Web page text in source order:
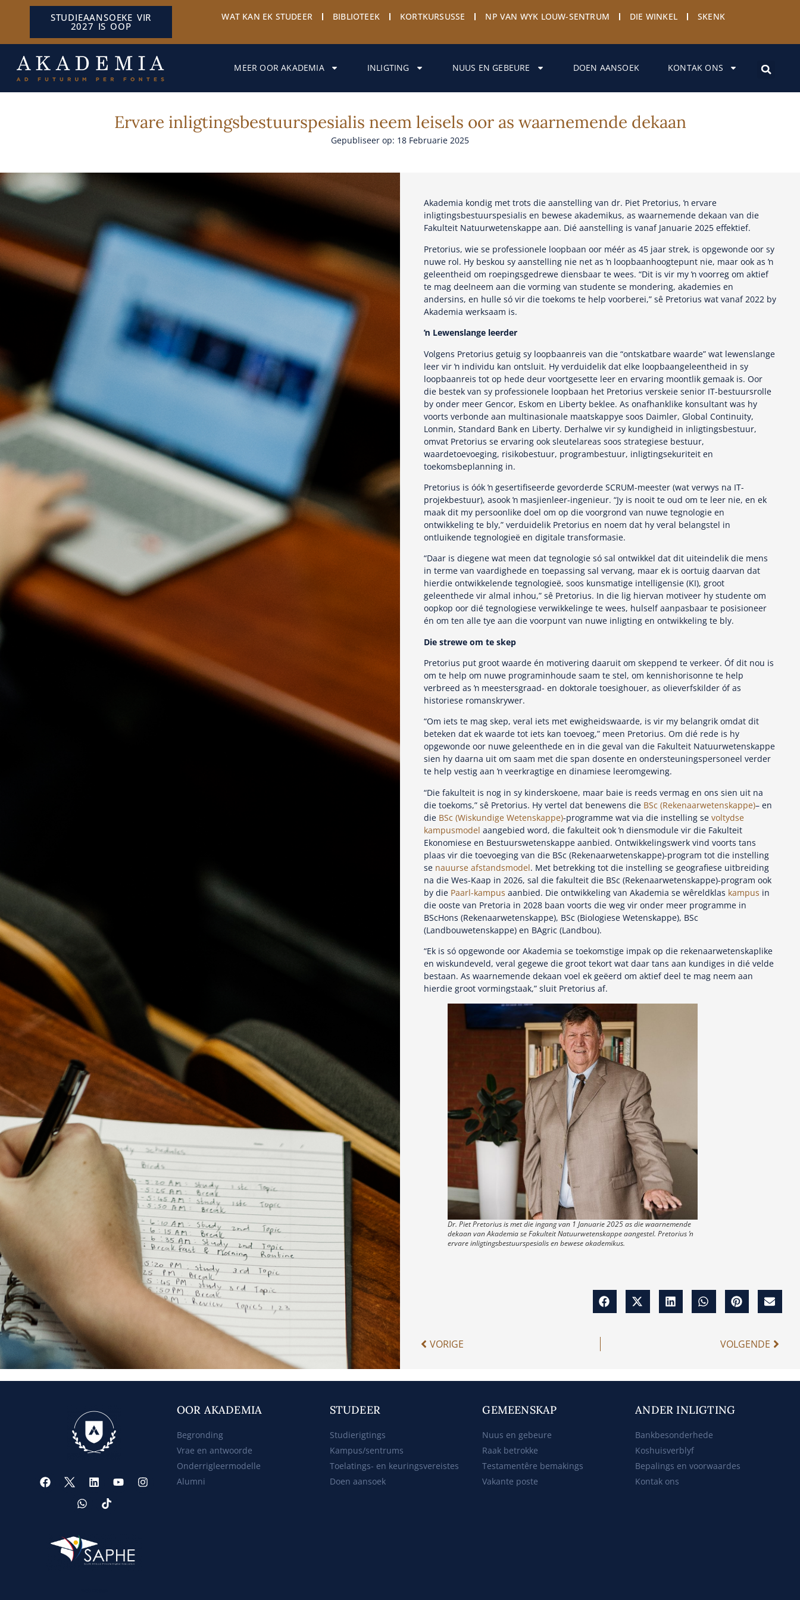
STUDIEAANSOEKE VIR
2027 IS OOP
WAT KAN EK STUDEER BIBLIOTEEK KORTKURSUSSE NP VAN WYK LOUW-SENTRUM DIE WINKEL SKENK
MEER OOR AKADEMIA INLIGTING NUUS EN GEBEURE DOEN AANSOEK KONTAK ONS
Ervare inligtingsbestuurspesialis neem leisels oor as waarnemende dekaan
Gepubliseer op: 18 Februarie 2025
Akademia kondig met trots die aanstelling van dr. Piet Pretorius, ŉ ervare
inligtingsbestuurspesialis en bewese akademikus, as waarnemende dekaan van die
Fakulteit Natuurwetenskappe aan. Dié aanstelling is vanaf Januarie 2025 effektief.
Pretorius, wie se professionele loopbaan oor méér as 45 jaar strek, is opgewonde oor sy
nuwe rol. Hy beskou sy aanstelling nie net as ŉ loopbaanhoogtepunt nie, maar ook as ŉ
geleentheid om roepingsgedrewe diensbaar te wees. “Dit is vir my ŉ voorreg om aktief
te mag deelneem aan die vorming van studente se mondering, akademies en
andersins, en hulle só vir die toekoms te help voorberei,” sê Pretorius wat vanaf 2022 by
Akademia werksaam is.
ŉ Lewenslange leerder
Volgens Pretorius getuig sy loopbaanreis van die “ontskatbare waarde” wat lewenslange
leer vir ŉ individu kan ontsluit. Hy verduidelik dat elke loopbaangeleentheid in sy
loopbaanreis tot op hede deur voortgesette leer en ervaring moontlik gemaak is. Oor
die bestek van sy professionele loopbaan het Pretorius verskeie senior IT-bestuursrolle
by onder meer Gencor, Eskom en Liberty beklee. As onafhanklike konsultant was hy
voorts verbonde aan multinasionale maatskappye soos Daimler, Global Continuity,
Lonmin, Standard Bank en Liberty. Derhalwe vir sy kundigheid in inligtingsbestuur,
omvat Pretorius se ervaring ook sleutelareas soos strategiese bestuur,
waardetoevoeging, risikobestuur, programbestuur, inligtingsekuriteit en
toekomsbeplanning in.
Pretorius is óók ŉ gesertifiseerde gevorderde SCRUM-meester (wat verwys na IT-
projekbestuur), asook ŉ masjienleer-ingenieur. “Jy is nooit te oud om te leer nie, en ek
maak dit my persoonlike doel om op die voorgrond van nuwe tegnologie en
ontwikkeling te bly,” verduidelik Pretorius en noem dat hy veral belangstel in
ontluikende tegnologieë en digitale transformasie.
“Daar is diegene wat meen dat tegnologie só sal ontwikkel dat dit uiteindelik die mens
in terme van vaardighede en toepassing sal vervang, maar ek is oortuig daarvan dat
hierdie ontwikkelende tegnologieë, soos kunsmatige intelligensie (KI), groot
geleenthede vir almal inhou,” sê Pretorius. In die lig hiervan motiveer hy studente om
oopkop oor dié tegnologiese verwikkelinge te wees, hulself aanpasbaar te posisioneer
én om ten alle tye aan die voorpunt van nuwe inligting en ontwikkeling te bly.
Die strewe om te skep
Pretorius put groot waarde én motivering daaruit om skeppend te verkeer. Óf dit nou is
om te help om nuwe programinhoude saam te stel, om kennishorisonne te help
verbreed as ŉ meestersgraad- en doktorale toesighouer, as olieverfskilder óf as
historiese romanskrywer.
“Om iets te mag skep, veral iets met ewigheidswaarde, is vir my belangrik omdat dit
beteken dat ek waarde tot iets kan toevoeg,” meen Pretorius. Om dié rede is hy
opgewonde oor nuwe geleenthede en in die geval van die Fakulteit Natuurwetenskappe
sien hy daarna uit om saam met die span dosente en ondersteuningspersoneel verder
te help vestig aan ŉ veerkragtige en dinamiese leeromgewing.
“Die fakulteit is nog in sy kinderskoene, maar baie is reeds vermag en ons sien uit na
die toekoms,” sê Pretorius. Hy vertel dat benewens die BSc (Rekenaarwetenskappe)– en
die BSc (Wiskundige Wetenskappe)-programme wat via die instelling se voltydse
kampusmodel aangebied word, die fakulteit ook ŉ diensmodule vir die Fakulteit
Ekonomiese en Bestuurswetenskappe aanbied. Ontwikkelingswerk vind voorts tans
plaas vir die toevoeging van die BSc (Rekenaarwetenskappe)-program tot die instelling
se nauurse afstandsmodel. Met betrekking tot die instelling se geografiese uitbreiding
na die Wes-Kaap in 2026, sal die fakulteit die BSc (Rekenaarwetenskappe)-program ook
by die Paarl-kampus aanbied. Die ontwikkeling van Akademia se wêreldklas kampus in
die ooste van Pretoria in 2028 baan voorts die weg vir onder meer programme in
BScHons (Rekenaarwetenskappe), BSc (Biologiese Wetenskappe), BSc
(Landbouwetenskappe) en BAgric (Landbou).
“Ek is só opgewonde oor Akademia se toekomstige impak op die rekenaarwetenskaplike
en wiskundeveld, veral gegewe die groot tekort wat daar tans aan kundiges in dié velde
bestaan. As waarnemende dekaan voel ek geëerd om aktief deel te mag neem aan
hierdie groot vormingstaak,” sluit Pretorius af.
Dr. Piet Pretorius is met die ingang van 1 Januarie 2025 as die waarnemende
dekaan van Akademia se Fakulteit Natuurwetenskappe aangestel. Pretorius ŉ
ervare inligtingsbestuurspesialis en bewese akademikus.
VORIGE VOLGENDE
OOR AKADEMIA
Begronding
Vrae en antwoorde
Onderrigleermodelle
Alumni
STUDEER
Studierigtings
Kampus/sentrums
Toelatings- en keuringsvereistes
Doen aansoek
GEMEENSKAP
Nuus en gebeure
Raak betrokke
Testamentêre bemakings
Vakante poste
ANDER INLIGTING
Bankbesonderhede
Koshuisverblyf
Bepalings en voorwaardes
Kontak ons